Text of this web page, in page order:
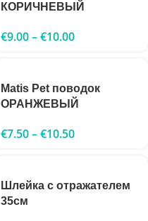
КОРИЧНЕВЫЙ
€9.00–€10.00
Matis Pet поводок
ОРАНЖЕВЫЙ
€7.50–€10.50
Шлейка с отражателем
35см